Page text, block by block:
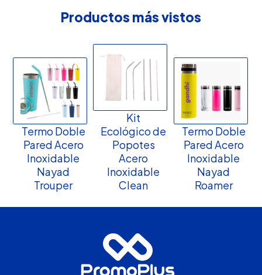
Productos más vistos
Termo Doble
Pared Acero
Inoxidable
Nayad
Trouper
Kit
Ecológico de
Popotes
Acero
Inoxidable
Clean
Termo Doble
Pared Acero
Inoxidable
Nayad
Roamer